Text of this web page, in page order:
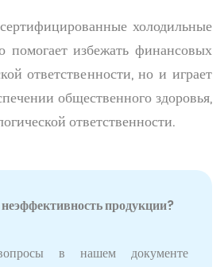
холодильные
помогает избежать финансовых
ответственности, но и играет
общественного здоровья,
ответственности.
продукции?
в нашем документе